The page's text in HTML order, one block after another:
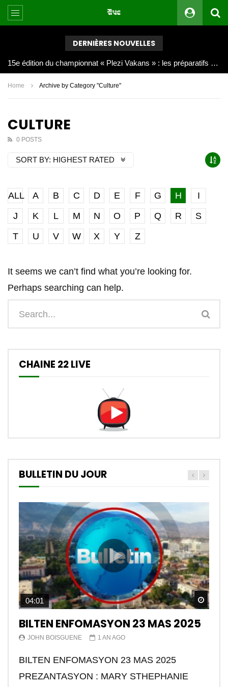
DERNIÈRES NOUVELLES
Joy Clerf Derisier, sur les traces de son père : évangéliser par la musique
Home Archive by Category "Culture"
CULTURE
0 POSTS
SORT BY: HIGHEST RATED
ALL A B C D E F G H
I
J
K L M N O P Q R
S
T
U V W X Y Z
It seems we can’t find what you’re looking for.
Perhaps searching can help.
CHAINE 22 LIVE
BULLETIN DU JOUR
04:01
BILTEN ENFOMASYON 23 MAS 2025
JOHN BOISGUENE 1 AN AGO
BILTEN ENFOMASYON 23 MAS 2025
PREZANTASYON : MARY STHEPHANIE